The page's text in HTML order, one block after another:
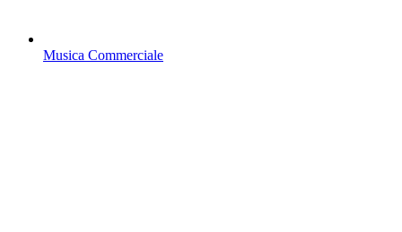
Musica Commerciale